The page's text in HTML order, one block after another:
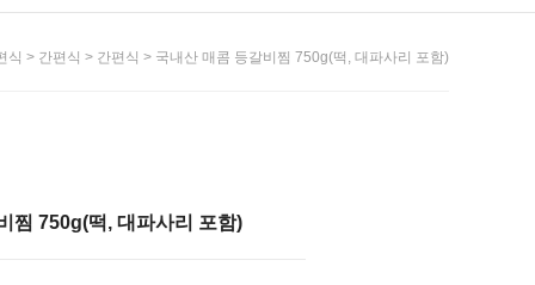
식 > 간편식 > 간편식 > 국내산 매콤 등갈비찜 750g(떡, 대파사리 포함)
찜 750g(떡, 대파사리 포함)